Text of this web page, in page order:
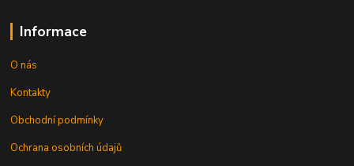
Informace
O nás
Kontakty
Obchodní podmínky
Ochrana osobních údajů